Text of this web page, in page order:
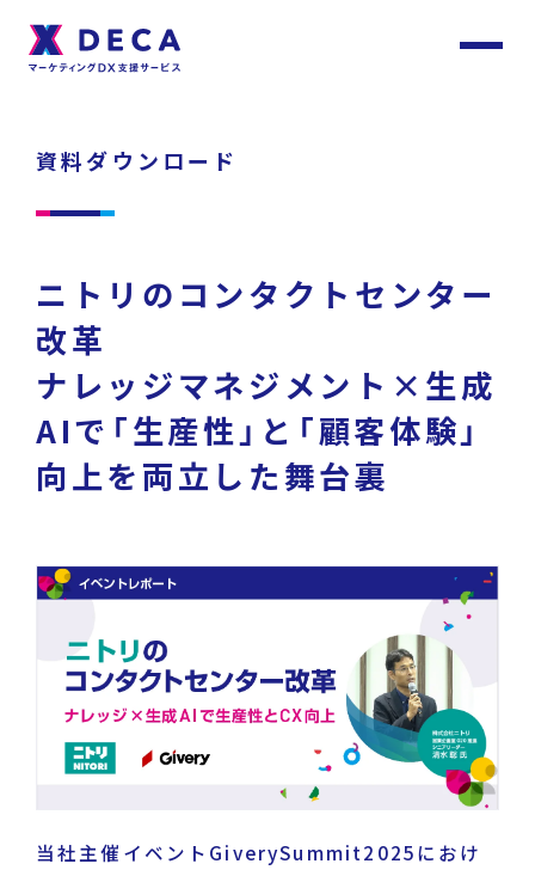
About
Services
サービス
サービストップ
DECA Marketing Agent
DECA Service Agent
CustomerStories
お客様事例
ニュース・プレスリリース
イベント・セミナー
資料ダウンロード
お問い合わせ
資料ダウンロード
ニトリのコンタクトセンター
改革
ナレッジマネジメント×生成
AIで「生産性」と「顧客体験」
向上を両立した舞台裏
当社主催イベントGiverySummit2025におけ